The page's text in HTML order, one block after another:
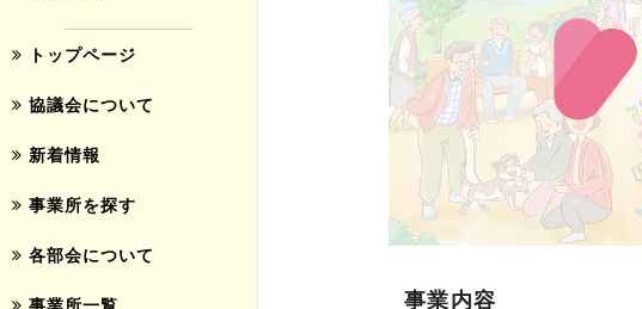
トップページ
協議会について
新着情報
事業所を探す
各部会について
事業内容